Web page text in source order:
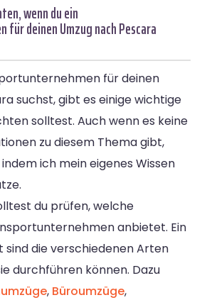
wenn du ein
deinen Umzug nach Pescara
für deinen
suchst, gibt es einige wichtige
solltest. Auch wenn es keine
zu diesem Thema gibt,
ich mein eigenes Wissen
du prüfen, welche
anbietet. Ein
die verschiedenen Arten
durchführen können. Dazu
, Büroumzüge,